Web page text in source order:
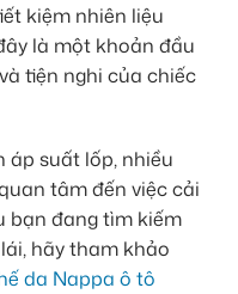
kiệm nhiên liệu
là một khoản đầu
tiện nghi của chiếc
áp suất lốp, nhiều
tâm đến việc cải
bạn đang tìm kiếm
hãy tham khảo
da Nappa ô tô